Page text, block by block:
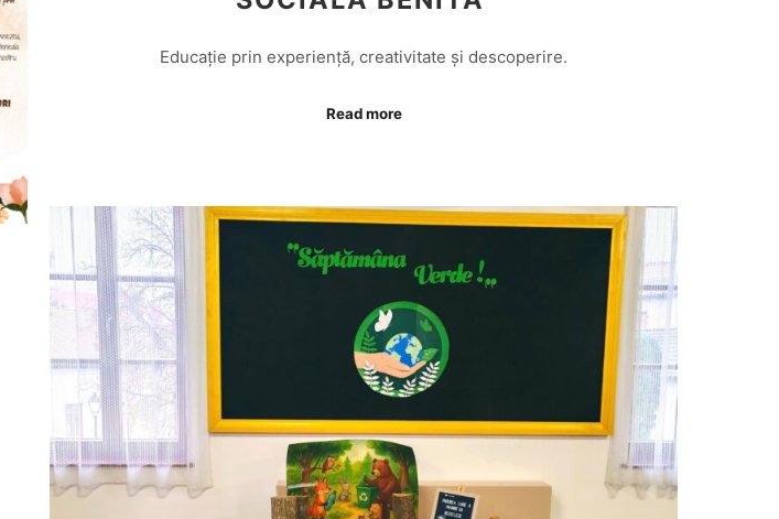
Educație prin experiență, creativitate și descoperire.
Read more